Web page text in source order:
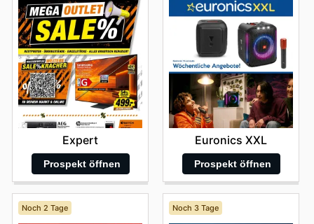
Expert
Prospekt öffnen
Euronics XXL
Prospekt öffnen
Noch 2 Tage Noch 3 Tage